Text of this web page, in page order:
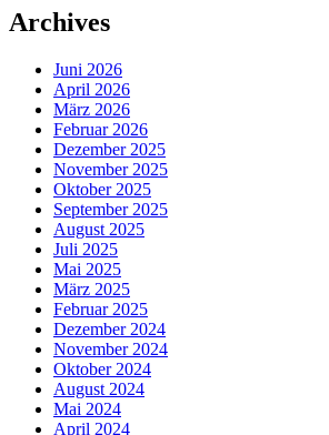
Archives
Juni 2026
April 2026
März 2026
Februar 2026
Dezember 2025
November 2025
Oktober 2025
September 2025
August 2025
Juli 2025
Mai 2025
März 2025
Februar 2025
Dezember 2024
November 2024
Oktober 2024
August 2024
Mai 2024
April 2024